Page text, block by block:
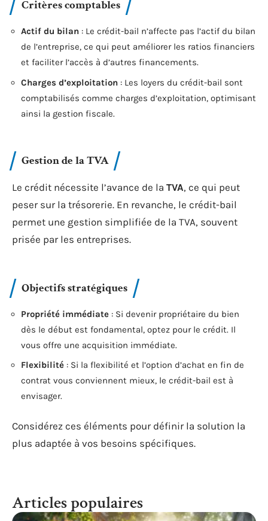
Critères comptables
Actif du bilan : Le crédit-bail n’affecte pas l’actif du bilan
de l’entreprise, ce qui peut améliorer les ratios financiers
et faciliter l’accès à d’autres financements.
Charges d’exploitation : Les loyers du crédit-bail sont
comptabilisés comme charges d’exploitation, optimisant
ainsi la gestion fiscale.
Gestion de la TVA
Le crédit nécessite l’avance de la TVA, ce qui peut
peser sur la trésorerie. En revanche, le crédit-bail
permet une gestion simplifiée de la TVA, souvent
prisée par les entreprises.
Objectifs stratégiques
Propriété immédiate : Si devenir propriétaire du bien
dès le début est fondamental, optez pour le crédit. Il
vous offre une acquisition immédiate.
Flexibilité : Si la flexibilité et l’option d’achat en fin de
contrat vous conviennent mieux, le crédit-bail est à
envisager.
Considérez ces éléments pour définir la solution la
plus adaptée à vos besoins spécifiques.
Articles populaires